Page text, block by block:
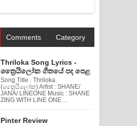
Comments Category
Thriloka Song Lyrics -
ත්‍රෛයිලෝක ගීතයේ පද පෙළ
Song Title : Thriloka
(ත්‍රෛයිලෝක) Artist : SHANE/
JANA/ LINEONE Music : SHANE
ZING WITH LINE ONE ...
Pinter Review